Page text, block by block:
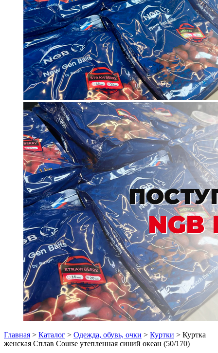
Главная > Каталог > Одежда, обувь, очки > Куртки > Куртка
женская Сплав Course утепленная синий океан (50/170)